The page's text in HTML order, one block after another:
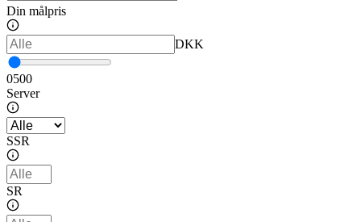
Din målpris
DKK
0500
Server
SSR
SR